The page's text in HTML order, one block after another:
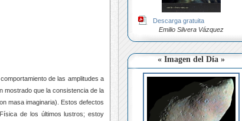
Descarga gratuita
Emilio Silvera Vázquez
« Imagen del Día »
de las amplitudes a
mostrado que la consistencia de la
masa imaginaria). Estos defectos
de los últimos lustros; estoy